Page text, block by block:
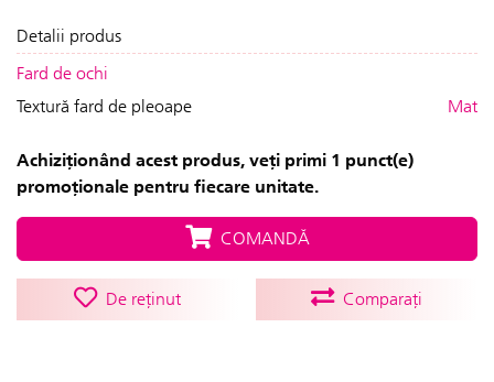
Detalii produs
Fard de ochi
Textură fard de pleoape
Mat
Achiziționând acest produs, veți primi 1 punct(e)
promoționale pentru fiecare unitate.
COMANDĂ
De reținut Comparați